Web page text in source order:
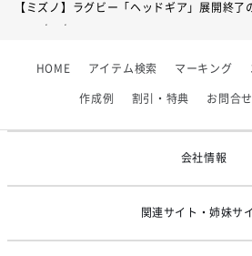
【ミズノ】ラグビー「ヘッドギア」展開終了
2026/07/01
2026/06/09
【アシックス】一部商品「生地の在庫限り」
HOME アイテム検索 マーキング
作成例 割引・特典 お問合せ
会社情報
関連サイト・姉妹サ